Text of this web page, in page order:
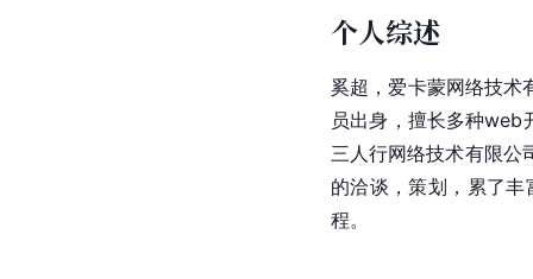
个人综述
奚超，爱卡蒙网络技术
员出身，擅长多种web
三人行网络技术有限公
的洽谈，策划，累了
程。